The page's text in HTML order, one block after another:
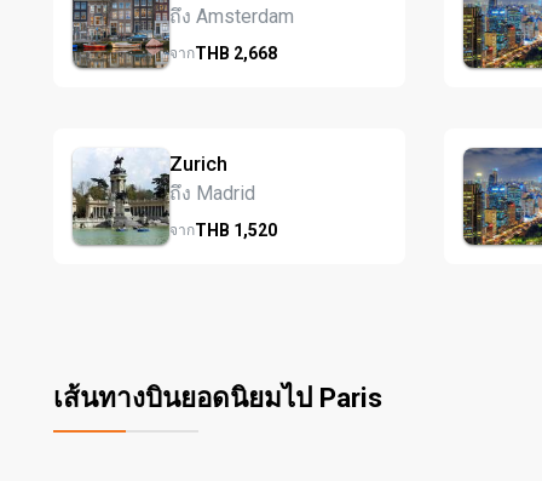
ถึง Amsterdam
จากTHB 2,668
Zurich
ถึง Madrid
จากTHB 1,520
เส้นทางบินยอดนิยมไป Paris